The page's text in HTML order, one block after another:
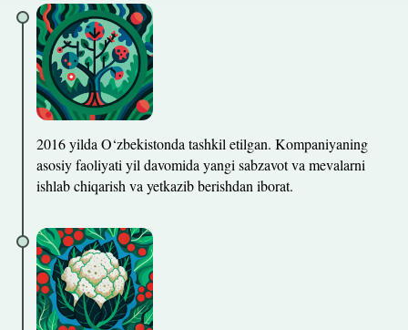
2016 yilda O‘zbekistonda tashkil etilgan. Kompaniyaning
asosiy faoliyati yil davomida yangi sabzavot va mevalarni
ishlab chiqarish va yetkazib berishdan iborat.